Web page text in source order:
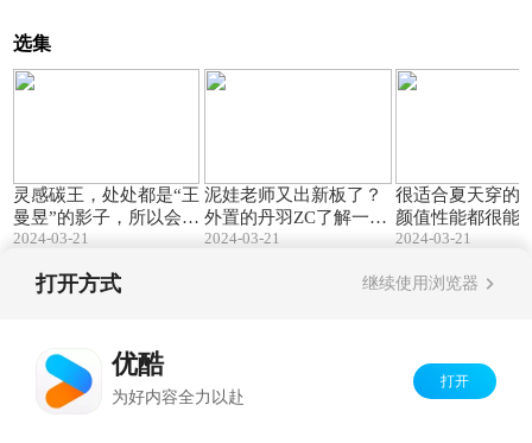
选集
灵感碳王，处处都是“王
曼昱”的影子，所以会改
名吗？MN10
2024-03-21
泥娃老师又出新板了？
外置的丹羽ZC了解一
下！MN09
2024-03-21
很适合夏天穿的
颜值性能都很能
N08
2024-03-21
打开方式 继续使用浏览器
优酷
为好内容全力以赴
打开